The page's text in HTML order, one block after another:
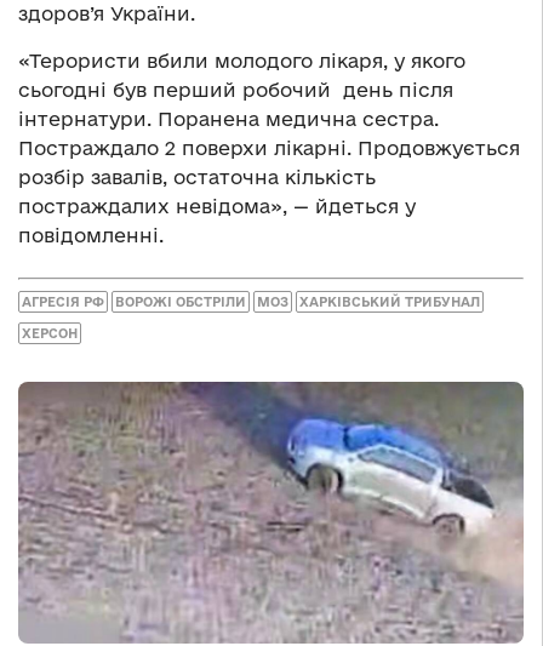
здоров’я України.
«Терористи вбили молодого лікаря, у якого
сьогодні був перший робочий день після
інтернатури. Поранена медична сестра.
Постраждало 2 поверхи лікарні. Продовжується
розбір завалів, остаточна кількість
постраждалих невідома», — йдеться у
повідомленні.
АГРЕСІЯ РФ ВОРОЖІ ОБСТРІЛИ МОЗ ХАРКІВСЬКИЙ ТРИБУНАЛ
ХЕРСОН